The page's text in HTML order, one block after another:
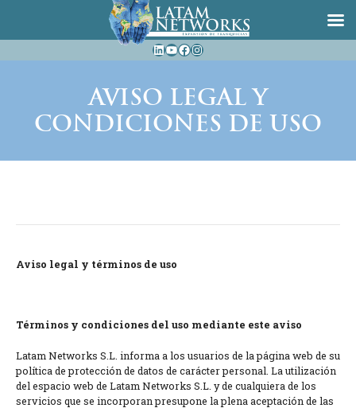
LinkedIn
YouTube
Facebook
Instagram
AVISO LEGAL Y
CONDICIONES DE USO
Aviso legal y términos de uso
Términos y condiciones del uso mediante este aviso
Latam Networks S.L. informa a los usuarios de la página web de su
política de protección de datos de carácter personal. La utilización
del espacio web de Latam Networks S.L. y de cualquiera de los
servicios que se incorporan presupone la plena aceptación de las